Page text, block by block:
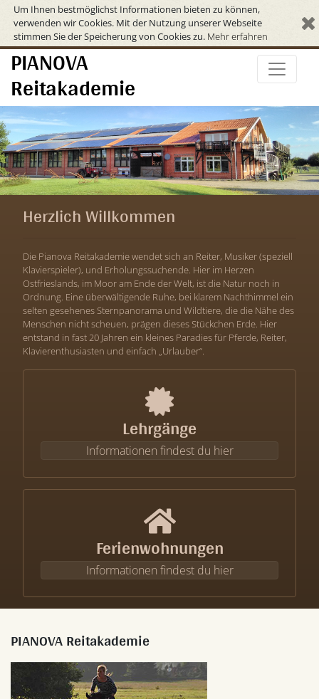
Um Ihnen bestmöglichst Informationen bieten zu können,
verwenden wir Cookies. Mit der Nutzung unserer Webseite
stimmen Sie der Speicherung von Cookies zu. Mehr erfahren
PIANOVA
Reitakademie
Herzlich Willkommen
Die Pianova Reitakademie wendet sich an Reiter, Musiker (speziell
Klavierspieler), und Erholungssuchende. Hier im Herzen
Ostfrieslands, im Moor am Ende der Welt, ist die Natur noch in
Ordnung. Eine überwältigende Ruhe, bei klarem Nachthimmel ein
selten gesehenes Sternpanorama und Wildtiere, die die Nähe des
Menschen nicht scheuen, prägen dieses Stückchen Erde. Hier
entstand in fast 20 Jahren ein kleines Paradies für Pferde, Reiter,
Klavierenthusiasten und einfach „Urlauber“.
Lehrgänge
Informationen findest du hier
Ferienwohnungen
Informationen findest du hier
PIANOVA Reitakademie